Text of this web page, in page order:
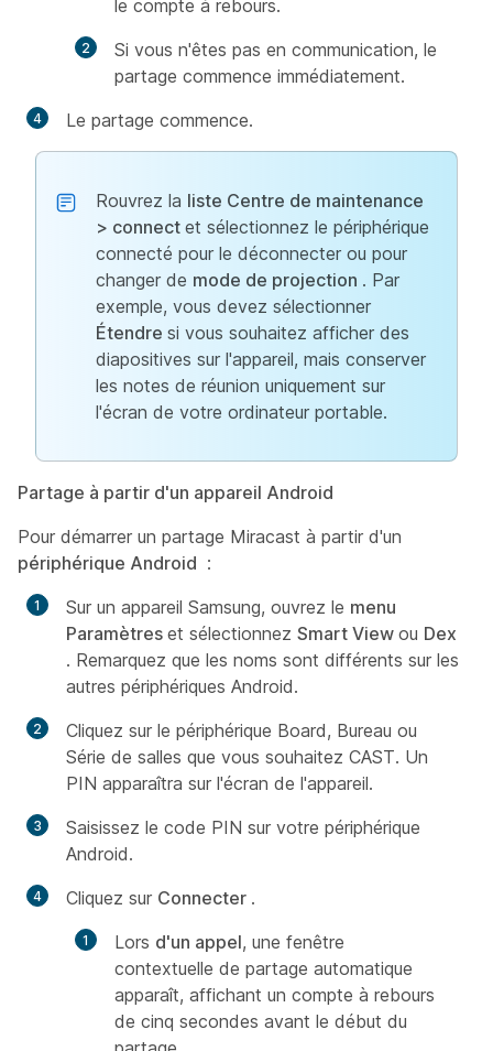
le compte à rebours.
Si vous n'êtes pas en communication, le
partage commence immédiatement.
Le partage commence.
Rouvrez la liste Centre de maintenance
> connect et sélectionnez le périphérique
connecté pour le déconnecter ou pour
changer de mode de projection . Par
exemple, vous devez sélectionner
Étendre si vous souhaitez afficher des
diapositives sur l'appareil, mais conserver
les notes de réunion uniquement sur
l'écran de votre ordinateur portable.
Partage à partir d'un appareil Android
Pour démarrer un partage Miracast à partir d'un
périphérique Android :
Sur un appareil Samsung, ouvrez le menu
Paramètres et sélectionnez Smart View ou Dex
. Remarquez que les noms sont différents sur les
autres périphériques Android.
Cliquez sur le périphérique Board, Bureau ou
Série de salles que vous souhaitez CAST. Un
PIN apparaîtra sur l'écran de l'appareil.
Saisissez le code PIN sur votre périphérique
Android.
Cliquez sur Connecter .
Lors d'un appel, une fenêtre
contextuelle de partage automatique
apparaît, affichant un compte à rebours
de cinq secondes avant le début du